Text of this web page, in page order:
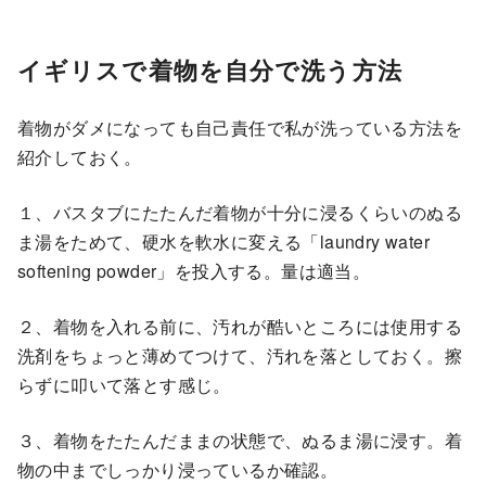
イギリスで着物を自分で洗う方法
着物がダメになっても自己責任で私が洗っている方法を
紹介しておく。
１、バスタブにたたんだ着物が十分に浸るくらいのぬる
ま湯をためて、硬水を軟水に変える「laundry water
softening powder」を投入する。量は適当。
２、着物を入れる前に、汚れが酷いところには使用する
洗剤をちょっと薄めてつけて、汚れを落としておく。擦
らずに叩いて落とす感じ。
３、着物をたたんだままの状態で、ぬるま湯に浸す。着
物の中までしっかり浸っているか確認。